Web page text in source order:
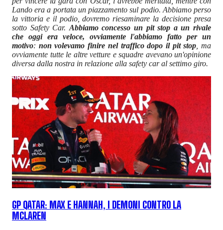
Lando era a portata un piazzamento sul podio. Abbiamo perso
la vittoria e il podio, dovremo riesaminare la decisione presa
sotto Safety Car. Abbiamo concesso un pit stop a un rivale
che oggi era veloce, ovviamente l'abbiamo fatto per un
motivo: non volevamo finire nel traffico dopo il pit stop , ma
ovviamente tutte le altre vetture e squadre avevano un'opinione
diversa dalla nostra in relazione alla safety car al settimo giro.
GP QATAR: MAX E HANNAH, I DEMONI CONTRO LA
MCLAREN